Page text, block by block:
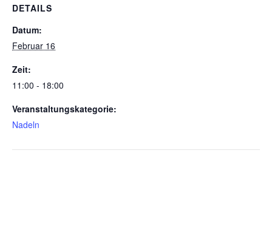
DETAILS
Datum:
Februar 16
Zeit:
11:00 - 18:00
Veranstaltungskategorie:
Nadeln